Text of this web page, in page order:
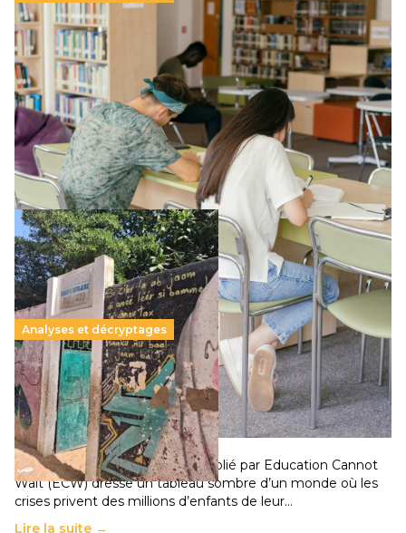
Supérieur privé : une dérive qui met à mal la
promesse républicaine
11 juillet 2026-
Le projet de loi sur la régulation de l’enseignement
supérieur privé met en lumière l’amplification d’un système
qui relègue l’acte pédagogique au superfétatoire, voire à…
Lire la suite →
Analyses et décryptages
258 millions d’enfants victimes de la guerre, des
chocs climatiques et des déplacements de
population
11 juillet 2026- National
Un nouveau rapport mondial publié par Education Cannot
Wait (ECW) dresse un tableau sombre d’un monde où les
crises privent des millions d’enfants de leur…
Lire la suite →